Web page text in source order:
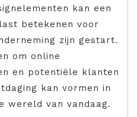
kan een
betekenen voor
zijn gestart.
om online
en potentiële klanten
kan vormen in
wereld van vandaag.